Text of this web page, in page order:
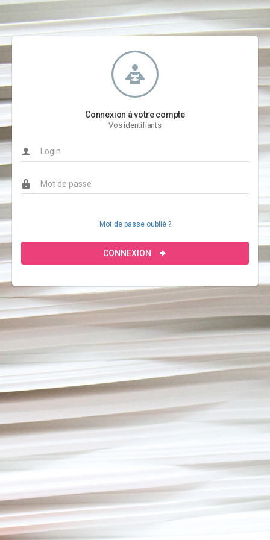
Connexion à votre compte
Vos identifiants
Mot de passe oublié ?
CONNEXION